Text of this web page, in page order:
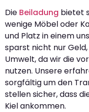
Die Beiladung bietet
wenige Möbel oder
und Platz in einem
sparst nicht nur
Umwelt, da wir die
nutzen. Unsere
sorgfältig um den
stellen sicher, dass
Kiel ankommen.